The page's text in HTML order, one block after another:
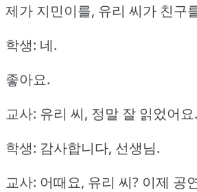
제가 지민이를, 유리 씨가 친구
학생: 네.
좋아요.
교사: 유리 씨, 정말 잘 읽었어요.
학생: 감사합니다, 선생님.
교사: 어때요, 유리 씨? 이제 공